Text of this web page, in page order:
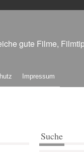
gute Filme,
Impressum
Suche